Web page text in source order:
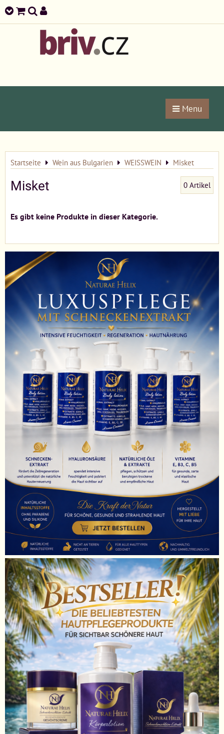
Menu
Startseite Wein aus Bulgarien WEISSWEIN Misket
Misket 0 Artikel